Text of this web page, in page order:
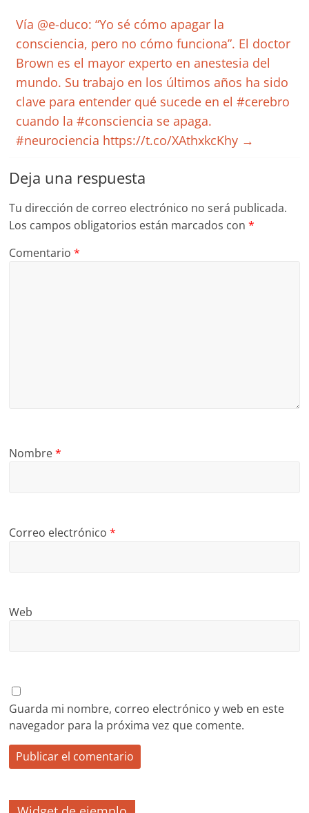
Vía @e-duco: “Yo sé cómo apagar la
consciencia, pero no cómo funciona”. El doctor
Brown es el mayor experto en anestesia del
mundo. Su trabajo en los últimos años ha sido
clave para entender qué sucede en el #cerebro
cuando la #consciencia se apaga.
#neurociencia https://t.co/XAthxkcKhy →
Deja una respuesta
Tu dirección de correo electrónico no será publicada.
Los campos obligatorios están marcados con*
Comentario*
Nombre*
Correo electrónico*
Web
Guarda mi nombre, correo electrónico y web en este
navegador para la próxima vez que comente.